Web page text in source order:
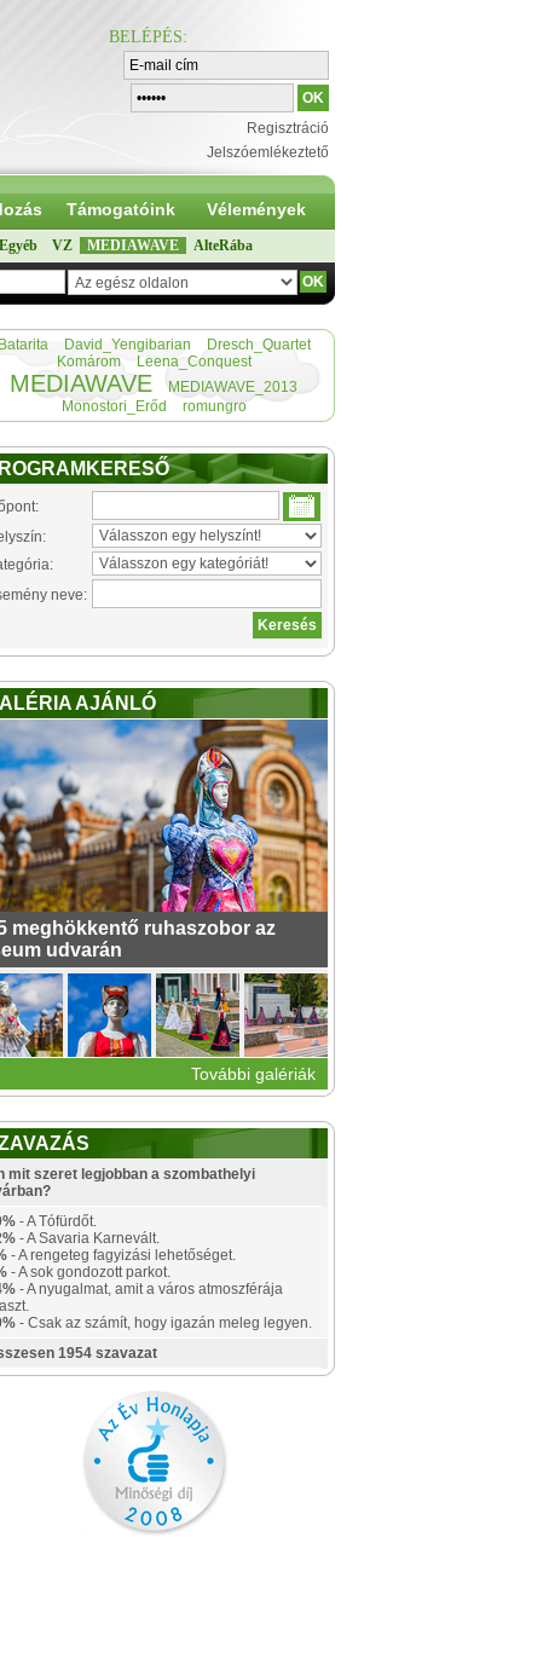
BELÉPÉS:
Regisztráció
Jelszóemlékeztető
Támogatóink Vélemények
Egyéb VZ MEDIAWAVE AlteRába
Batarita David_Yengibarian
Dresch_Quartet
Komárom
Leena_Conquest
MEDIAWAVE
MEDIAWAVE_2013
Monostori_Erőd
romungro
neve:
AJÁNLÓ
meghökkentő ruhaszobor az
udvarán
További galériák
mit szeret legjobban a szombathelyi
- A Tófürdőt.
- A Savaria Karnevált.
- A rengeteg fagyizási lehetőséget.
- A sok gondozott parkot.
- A nyugalmat, amit a város atmoszférája
- Csak az számít, hogy igazán meleg legyen.
1954 szavazat